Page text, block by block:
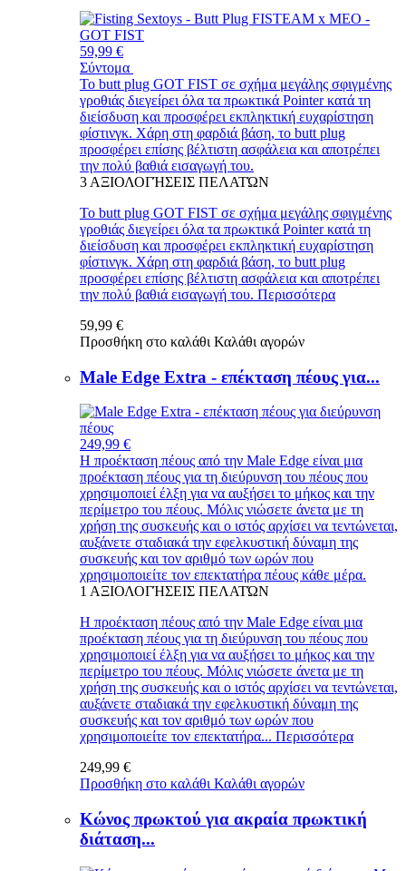
59,99 €
Σύντομα
Το butt plug GOT FIST σε σχήμα μεγάλης σφιγμένης
γροθιάς διεγείρει όλα τα πρωκτικά Pointer κατά τη
διείσδυση και προσφέρει εκπληκτική ευχαρίστηση
φίστινγκ. Χάρη στη φαρδιά βάση, το butt plug
προσφέρει επίσης βέλτιστη ασφάλεια και αποτρέπει
την πολύ βαθιά εισαγωγή του.
3 ΑΞΙΟΛΟΓΉΣΕΙΣ ΠΕΛΑΤΏΝ
Το butt plug GOT FIST σε σχήμα μεγάλης σφιγμένης
γροθιάς διεγείρει όλα τα πρωκτικά Pointer κατά τη
διείσδυση και προσφέρει εκπληκτική ευχαρίστηση
φίστινγκ. Χάρη στη φαρδιά βάση, το butt plug
προσφέρει επίσης βέλτιστη ασφάλεια και αποτρέπει
την πολύ βαθιά εισαγωγή του. Περισσότερα
59,99 €
Προσθήκη στο καλάθι Καλάθι αγορών
Male Edge Extra - επέκταση πέους για...
249,99 €
Η προέκταση πέους από την Male Edge είναι μια
προέκταση πέους για τη διεύρυνση του πέους που
χρησιμοποιεί έλξη για να αυξήσει το μήκος και την
περίμετρο του πέους. Μόλις νιώσετε άνετα με τη
χρήση της συσκευής και ο ιστός αρχίσει να τεντώνεται,
αυξάνετε σταδιακά την εφελκυστική δύναμη της
συσκευής και τον αριθμό των ωρών που
χρησιμοποιείτε τον επεκτατήρα πέους κάθε μέρα.
1 ΑΞΙΟΛΟΓΉΣΕΙΣ ΠΕΛΑΤΏΝ
Η προέκταση πέους από την Male Edge είναι μια
προέκταση πέους για τη διεύρυνση του πέους που
χρησιμοποιεί έλξη για να αυξήσει το μήκος και την
περίμετρο του πέους. Μόλις νιώσετε άνετα με τη
χρήση της συσκευής και ο ιστός αρχίσει να τεντώνεται,
αυξάνετε σταδιακά την εφελκυστική δύναμη της
συσκευής και τον αριθμό των ωρών που
χρησιμοποιείτε τον επεκτατήρα... Περισσότερα
249,99 €
Προσθήκη στο καλάθι Καλάθι αγορών
Κώνος πρωκτού για ακραία πρωκτική
διάταση...